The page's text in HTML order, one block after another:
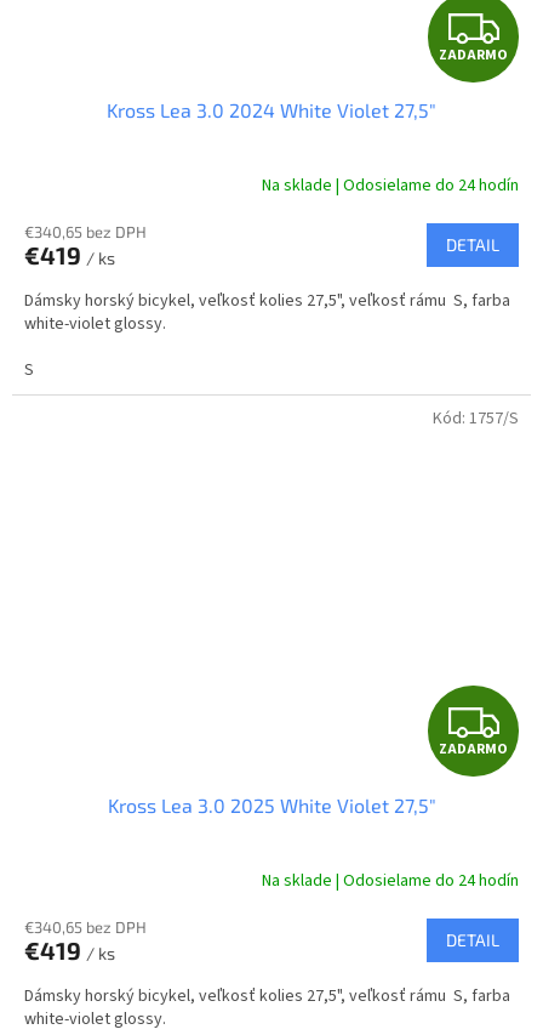
Z
A
A
R
M
ZADARMO
Kross Lea 3.0 2024 White Violet 27,5"
Na sklade | Odosielame do 24 hodín
€340,65 bez DPH
€419 / ks
DETAIL
Dámsky horský bicykel, veľkosť kolies 27,5", veľkosť rámu S, farba
white-violet glossy.
S
Z
A
A
R
M
ZADARMO
Kross Lea 3.0 2025 White Violet 27,5"
Na sklade | Odosielame do 24 hodín
€340,65 bez DPH
€419 / ks
DETAIL
Dámsky horský bicykel, veľkosť kolies 27,5", veľkosť rámu S, farba
white-violet glossy.
Kód: 1757/S